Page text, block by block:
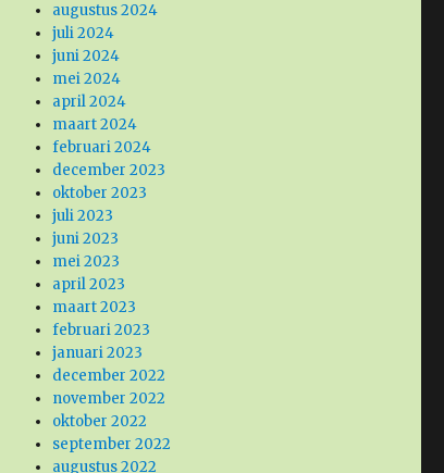
augustus 2024
juli 2024
juni 2024
mei 2024
april 2024
maart 2024
februari 2024
december 2023
oktober 2023
juli 2023
juni 2023
mei 2023
april 2023
maart 2023
februari 2023
januari 2023
december 2022
november 2022
oktober 2022
september 2022
augustus 2022